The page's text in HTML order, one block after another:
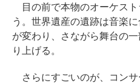
目の前で本物のオーケス
う。世界遺産の遺跡は音楽
が変わり、さながら舞台の
り上げる。
さらにすごいのが、コンサ